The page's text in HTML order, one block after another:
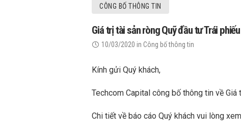
CÔNG BỐ THÔNG TIN
Giá trị tài sản ròng Quỹ đầu tư Trái
10/03/2020 in Công bố thông tin
Kính gửi Quý khách,
Techcom Capital công bố thông tin về
Chi tiết về báo cáo Quý khách vui lòng